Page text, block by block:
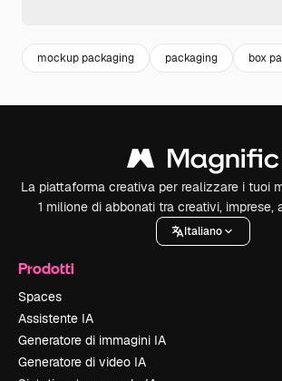
mockup packaging packaging box
La piattaforma creativa per realizzare i tuoi
1 milione di abbonati tra creativi, imprese,
Italiano
Prodotti
Spaces
Assistente IA
Generatore di immagini IA
Generatore di video IA